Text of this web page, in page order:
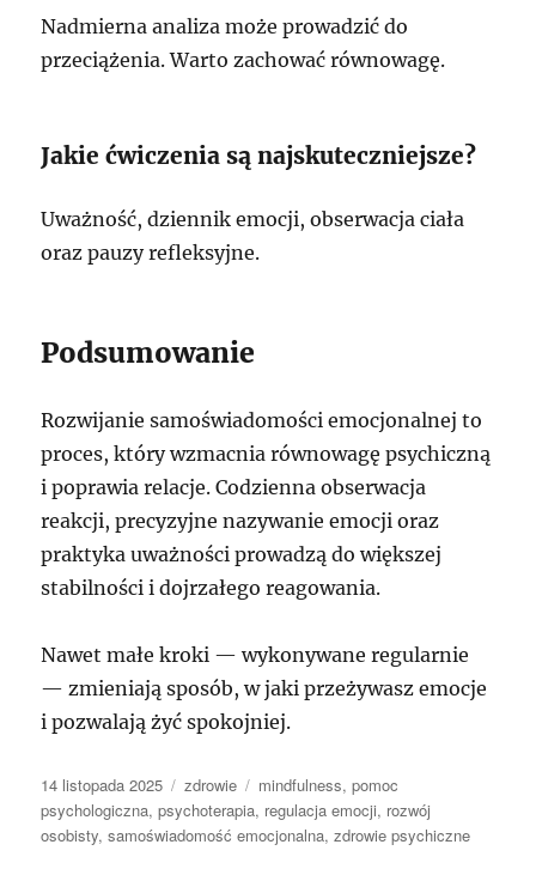
Nadmierna analiza może prowadzić do
przeciążenia. Warto zachować równowagę.
Jakie ćwiczenia są najskuteczniejsze?
Uważność, dziennik emocji, obserwacja ciała
oraz pauzy refleksyjne.
Podsumowanie
Rozwijanie samoświadomości emocjonalnej to
proces, który wzmacnia równowagę psychiczną
i poprawia relacje. Codzienna obserwacja
reakcji, precyzyjne nazywanie emocji oraz
praktyka uważności prowadzą do większej
stabilności i dojrzałego reagowania.
Nawet małe kroki — wykonywane regularnie
— zmieniają sposób, w jaki przeżywasz emocje
i pozwalają żyć spokojniej.
Data
publikacji
14 listopada 2025 Kategorie
zdrowie Tagi
mindfulness,pomoc
psychologiczna,psychoterapia, regulacja emocji, rozwój
osobisty,samoświadomość emocjonalna,zdrowie psychiczne